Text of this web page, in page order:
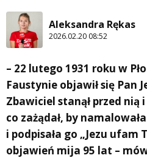
Aleksandra Rękas
2026.02.20 08:52
– 22 lutego 1931 roku w
Faustynie objawił się Pan
Zbawiciel stanął przed nią
co zażądał, by
i podpisała go „Jezu ufam
objawień mija 95 lat –